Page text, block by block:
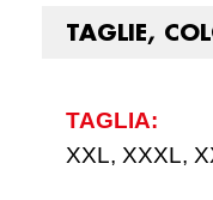
TAGLIE,
TAGLIA:
XXL, XXXL,